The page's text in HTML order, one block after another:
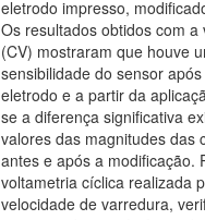
eletrodo impresso,
Os resultados obtidos com
(CV) mostraram que houve
sensibilidade do sensor
eletrodo e a partir da
se a diferença significativa
valores das magnitudes das
antes e após a modificação.
voltametria cíclica realizada
velocidade de varredura,